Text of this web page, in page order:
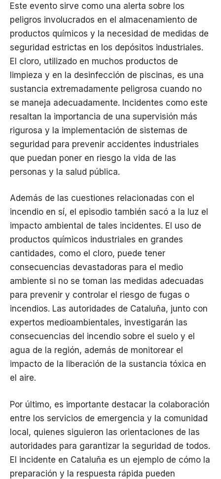
Este evento sirve como una alerta sobre los
peligros involucrados en el almacenamiento de
productos químicos y la necesidad de medidas de
seguridad estrictas en los depósitos industriales.
El cloro, utilizado en muchos productos de
limpieza y en la desinfección de piscinas, es una
sustancia extremadamente peligrosa cuando no
se maneja adecuadamente. Incidentes como este
resaltan la importancia de una supervisión más
rigurosa y la implementación de sistemas de
seguridad para prevenir accidentes industriales
que puedan poner en riesgo la vida de las
personas y la salud pública.
Además de las cuestiones relacionadas con el
incendio en sí, el episodio también sacó a la luz el
impacto ambiental de tales incidentes. El uso de
productos químicos industriales en grandes
cantidades, como el cloro, puede tener
consecuencias devastadoras para el medio
ambiente si no se toman las medidas adecuadas
para prevenir y controlar el riesgo de fugas o
incendios. Las autoridades de Cataluña, junto con
expertos medioambientales, investigarán las
consecuencias del incendio sobre el suelo y el
agua de la región, además de monitorear el
impacto de la liberación de la sustancia tóxica en
el aire.
Por último, es importante destacar la colaboración
entre los servicios de emergencia y la comunidad
local, quienes siguieron las orientaciones de las
autoridades para garantizar la seguridad de todos.
El incidente en Cataluña es un ejemplo de cómo la
preparación y la respuesta rápida pueden